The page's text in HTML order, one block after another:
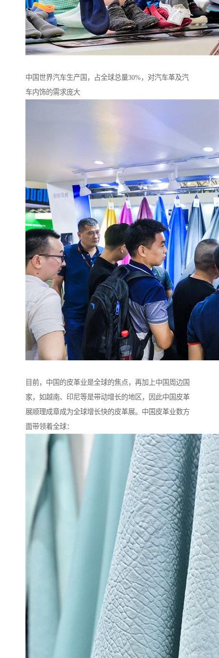
中国世界汽车生产国，占全球总量30%，对汽车革及汽
车内饰的需求庞大
目前，中国的皮革业是全球的焦点，再加上中国周边国
家，如越南、印尼等是带动增长的地区，因此中国皮革
展顺理成章成为全球增长快的皮革展。中国皮革业数方
面带领着全球：